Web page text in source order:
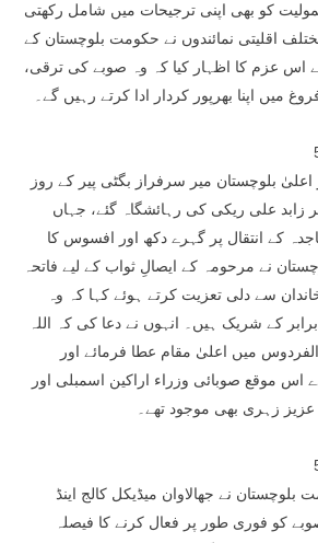
کو بھی اپنی ترجیحات میں شامل رکھتی
اقلیتی نمائندوں نے حکومت بلوچستان کے
اس عزم کا اظہار کیا کہ وہ صوبے کی ترقی،
میں اپنا بھرپور کردار ادا کرتے رہیں گے۔
اعلیٰ بلوچستان میر سرفراز بگٹی پیر کے روز
زابد علی ریکی کی رہائشگاہ گئے، جہاں
کے انتقال پر گہرے دکھ اور افسوس کا
نے مرحومہ کے ایصالِ ثواب کے لیے فاتحہ
سے دلی تعزیت کرتے ہوئے کہا کہ وہ
کے شریک ہیں۔ انہوں نے دعا کی کہ اللہ
میں اعلیٰ مقام عطا فرمائے اور
اس موقع صوبائی وزراء اراکین اسمبلی اور
زہری بھی موجود تھے۔
بلوچستان نے جھالاوان میڈیکل کالج اینڈ
کو فوری طور پر فعال کرنے کا فیصلہ